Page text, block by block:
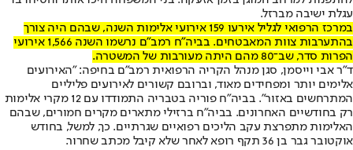
עגלת ישיבה מברזל.
במרכז הרפואי לגליל אירעו 159 אירועי אלימות השנה, שבהם היה צורך
בהתערבות צוות המאבטחים. בביה"ח רמב"ם נרשמו השנה 1,566 אירועי
הפרות סדר, שב־80 מהם היתה מעורבות של המשטרה.
ד"ר אבי וייסמן, סגן מנהל הקריה הרפואית רמב"ם בחיפה: "האירועים
אלימים יותר ומפחידים מאוד, וברובם קשורים לאירועים פליליים
המתרחשים באזור". בביה"ח פוריה בטבריה התמודדו עם 12 מקרי אלימות
רק בחודשיים האחרונים. בביה"ח ברזילי מתארים מקרים חמורים, שבהם
האלימות מתפרצת עקב הליכים רפואיים שגרתיים. כך, למשל, בחודש
אוקטובר גבר בן 36 תקף רופא לאחר שלא קיבל מכתב שחרור.